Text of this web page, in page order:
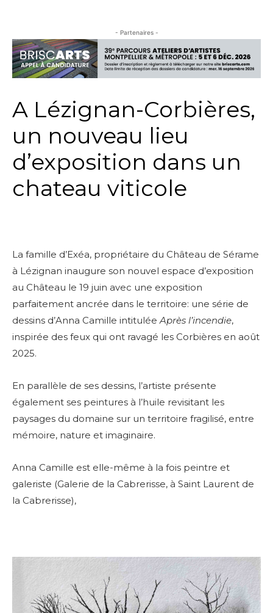
- Partenaires -
A Lézignan-Corbières,
un nouveau lieu
d’exposition dans un
chateau viticole
La famille d’Exéa, propriétaire du Château de Sérame
à Lézignan inaugure son nouvel espace d’exposition
au Château le 19 juin avec une exposition
parfaitement ancrée dans le territoire: une série de
dessins d’Anna Camille intitulée Après l’incendie,
inspirée des feux qui ont ravagé les Corbières en août
2025.
En parallèle de ses dessins, l’artiste présente
également ses peintures à l’huile revisitant les
paysages du domaine sur un territoire fragilisé, entre
mémoire, nature et imaginaire.
Anna Camille est elle-même à la fois peintre et
galeriste (Galerie de la Cabrerisse, à Saint Laurent de
la Cabrerisse),